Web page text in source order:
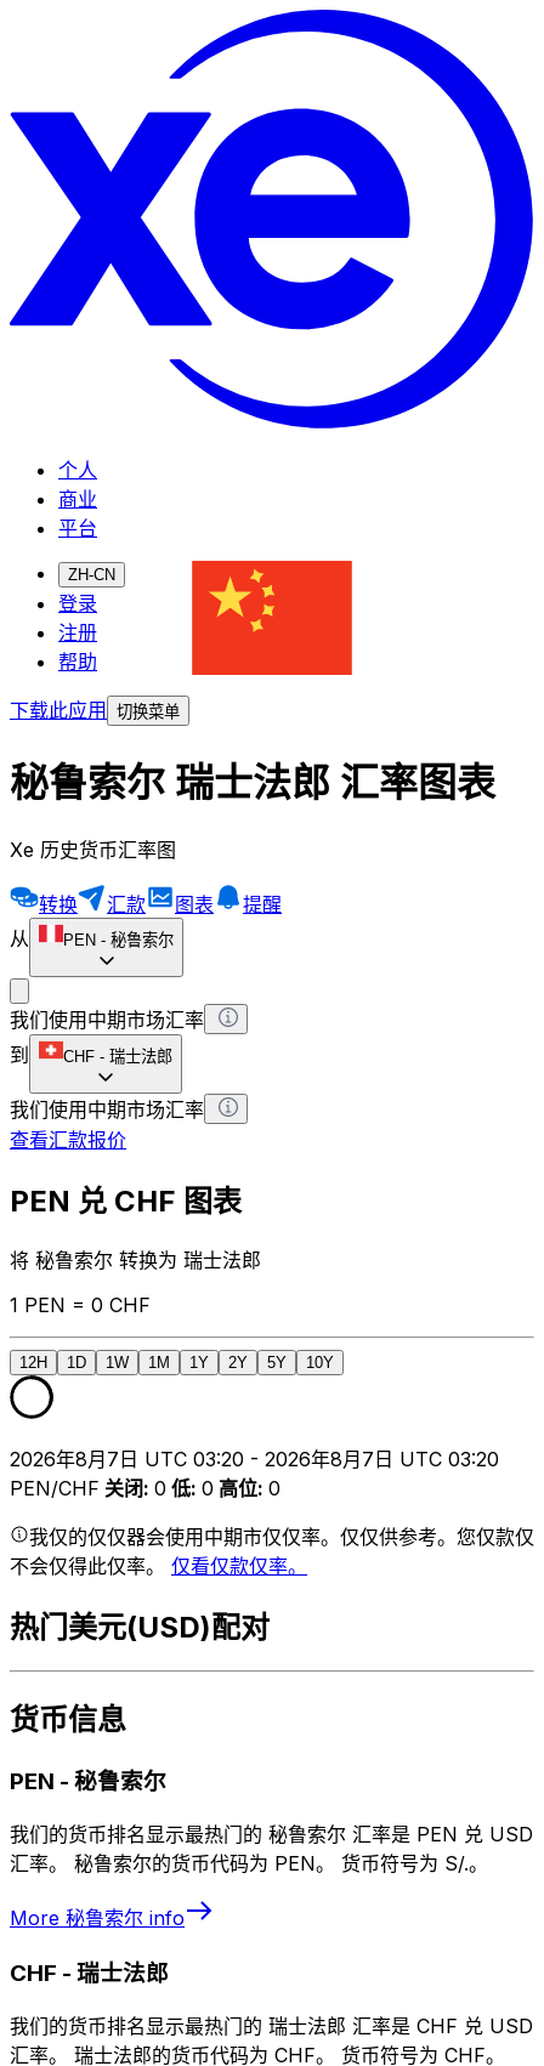
个人
商业
平台
ZH-CN
登录
注册
帮助
下载此应用
切换菜单
秘鲁索尔 瑞士法郎 汇率图表
Xe 历史货币汇率图
转换 汇款 图表
提醒
从
PEN - 秘鲁索尔
我们使用中期市场汇率
到
CHF - 瑞士法郎
我们使用中期市场汇率
查看汇款报价
PEN 兑 CHF 图表
将 秘鲁索尔 转换为 瑞士法郎
1 PEN = 0 CHF
12H 1D 1W 1M 1Y 2Y 5Y 10Y
2026年8月7日 UTC 03:20 - 2026年8月7日 UTC 03:20
PEN/CHF 关闭: 0 低: 0 高位: 0
我仅的仅仅器会使用中期市仅仅率。仅仅供参考。您仅款仅
不会仅得此仅率。 仅看仅款仅率。
热门美元(USD)配对
货币信息
PEN - 秘鲁索尔
我们的货币排名显示最热门的 秘鲁索尔 汇率是 PEN 兑 USD
汇率。 秘鲁索尔的货币代码为 PEN。 货币符号为 S/.。
More 秘鲁索尔 info
CHF - 瑞士法郎
我们的货币排名显示最热门的 瑞士法郎 汇率是 CHF 兑 USD
汇率。 瑞士法郎的货币代码为 CHF。 货币符号为 CHF。